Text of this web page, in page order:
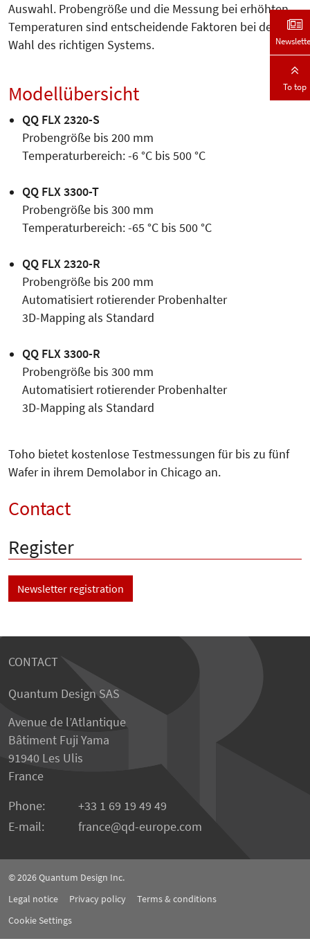
Auswahl. Probengröße und die Messung bei erhöhten
Temperaturen sind entscheidende Faktoren bei der
Wahl des richtigen Systems.
Modellübersicht
QQ FLX 2320-S
Probengröße bis 200 mm
Temperaturbereich: -6 °C bis 500 °C
QQ FLX 3300-T
Probengröße bis 300 mm
Temperaturbereich: -65 °C bis 500 °C
QQ FLX 2320-R
Probengröße bis 200 mm
Automatisiert rotierender Probenhalter
3D-Mapping als Standard
QQ FLX 3300-R
Probengröße bis 300 mm
Automatisiert rotierender Probenhalter
3D-Mapping als Standard
Toho bietet kostenlose Testmessungen für bis zu fünf
Wafer in ihrem Demolabor in Chicago an.
Contact
Register
Newsletter registration
CONTACT
Quantum Design SAS
Avenue de l’Atlantique
Bâtiment Fuji Yama
91940 Les Ulis
France
Phone:
+33 1 69 19 49 49
E-mail:
france qd-europe.com
© 2026Quantum Design Inc.
Legal notice
Privacy policy
Terms & conditions
Cookie Settings
To top